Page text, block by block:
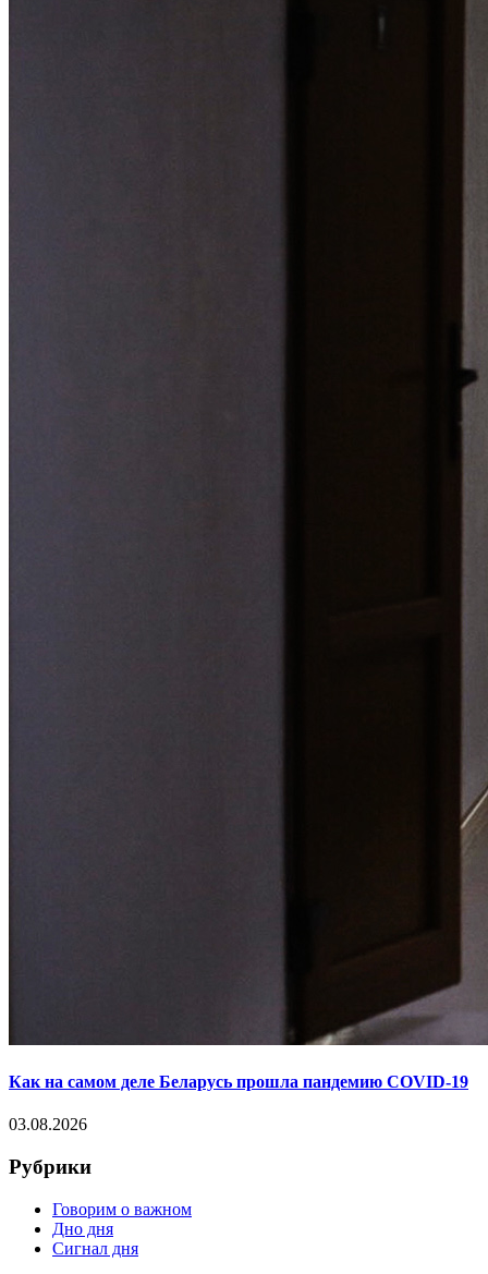
Как на самом деле Беларусь прошла пандемию COVID-19
03.08.2026
Рубрики
Говорим о важном
Дно дня
Сигнал дня